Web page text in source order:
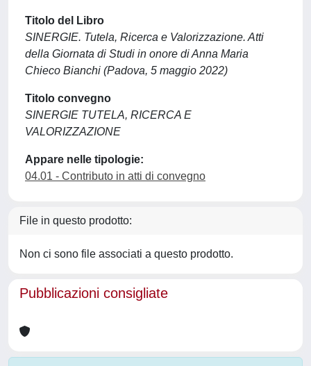
Titolo del Libro
SINERGIE. Tutela, Ricerca e Valorizzazione. Atti
della Giornata di Studi in onore di Anna Maria
Chieco Bianchi (Padova, 5 maggio 2022)
Titolo convegno
SINERGIE TUTELA, RICERCA E
VALORIZZAZIONE
Appare nelle tipologie:
04.01 - Contributo in atti di convegno
File in questo prodotto:
Non ci sono file associati a questo prodotto.
Pubblicazioni consigliate